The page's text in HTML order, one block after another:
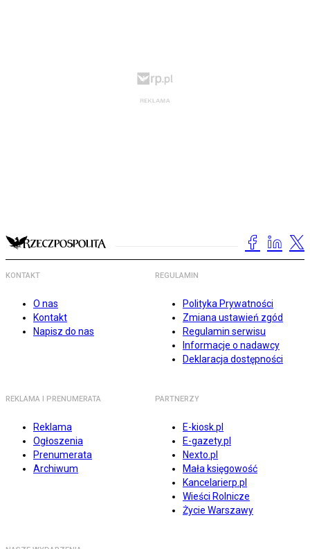
KONTAKT
O nas
Kontakt
Napisz do nas
REGULAMIN
Polityka Prywatności
Zmiana ustawień zgód
Regulamin serwisu
Informacje o nadawcy
Deklaracja dostępności
REKLAMA I PRENUMERATA
Reklama
Ogłoszenia
Prenumerata
Archiwum
PARTNERZY
E-kiosk.pl
E-gazety.pl
Nexto.pl
Mała księgowość
Kancelarierp.pl
Wieści Rolnicze
Życie Warszawy